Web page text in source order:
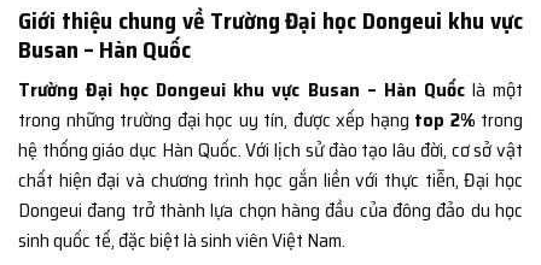
Giới thiệu chung về Trường Đại học Dongeui khu vực
Busan – Hàn Quốc
Trường Đại học Dongeui khu vực Busan – Hàn Quốclà một
trong những trường đại học uy tín, được xếp hạng top 2% trong
hệ thống giáo dục Hàn Quốc. Với lịch sử đào tạo lâu đời, cơ sở vật
chất hiện đại và chương trình học gắn liền với thực tiễn, Đại học
Dongeui đang trở thành lựa chọn hàng đầu của đông đảo du học
sinh quốc tế, đặc biệt là sinh viên Việt Nam.